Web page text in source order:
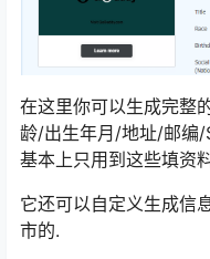
在这里你可以生成完整
龄/出生年月/地址/邮编/
基本上只用到这些填资
它还可以自定义生成信
市的.